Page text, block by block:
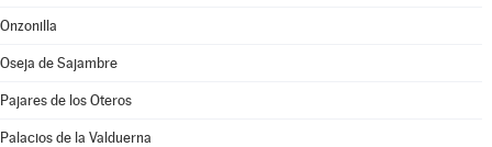
Onzonilla
Oseja de Sajambre
Pajares de los Oteros
Palacios de la Valduerna